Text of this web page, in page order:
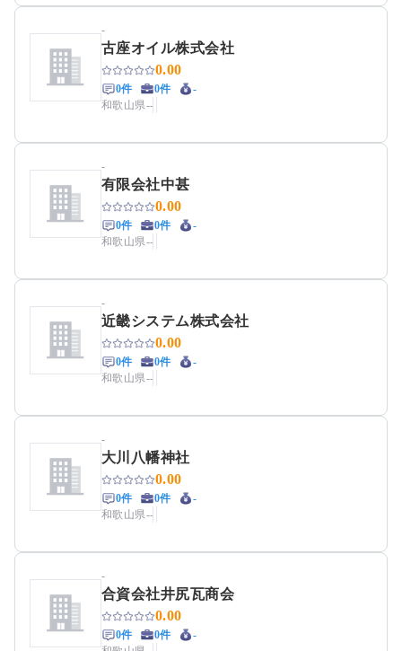
-
古座オイル株式会社
0.00
0件 0件
-
和歌山県--
-
有限会社中甚
0.00
0件 0件
-
和歌山県--
-
近畿システム株式会社
0.00
0件 0件
-
和歌山県--
-
大川八幡神社
0.00
0件 0件
-
和歌山県--
-
合資会社井尻瓦商会
0.00
0件 0件
-